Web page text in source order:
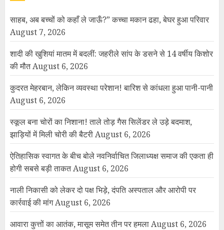
साहब, अब बच्चों को कहाँ ले जाऊँ?” कच्चा मकान ढहा, बेघर हुआ परिवार
August 7, 2026
शादी की खुशियां मातम में बदलीं: जहरीले सांप के डसने से 14 वर्षीय किशोर
की मौतAugust 6, 2026
कुदरत मेहरबान, लेकिन व्यवस्था परेशान! बारिश से कांधला हुआ पानी-पानी
August 6, 2026
स्कूल बना चोरों का निशाना! ताले तोड़ गैस सिलेंडर ले उड़े बदमाश,
झाड़ियों में मिली चोरी की बैटरीAugust 6, 2026
ऐतिहासिक स्वागत के बीच बोले नवनिर्वाचित जिलाध्यक्ष समाज की एकता ही
होगी सबसे बड़ी ताकतAugust 6, 2026
नाली निकासी को लेकर दो पक्ष भिड़े, दंपति अस्पताल और आरोपी पर
कार्रवाई की मांगAugust 6, 2026
आवारा कुत्तों का आतंक, मासूम समेत तीन पर हमलाAugust 6, 2026